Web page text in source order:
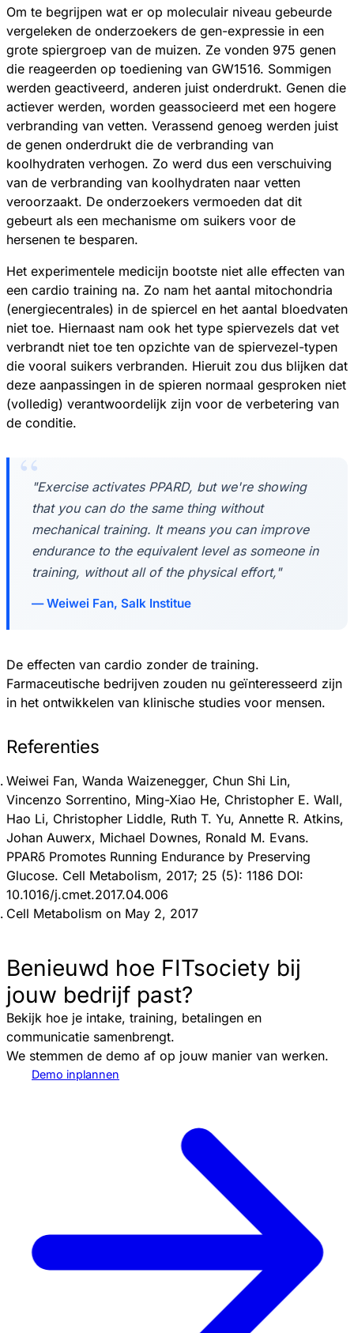
Om te begrijpen wat er op moleculair niveau gebeurde
vergeleken de onderzoekers de gen-expressie in een
grote spiergroep van de muizen. Ze vonden 975 genen
die reageerden op toediening van GW1516. Sommigen
werden geactiveerd, anderen juist onderdrukt. Genen die
actiever werden, worden geassocieerd met een hogere
verbranding van vetten. Verassend genoeg werden juist
de genen onderdrukt die de verbranding van
koolhydraten verhogen. Zo werd dus een verschuiving
van de verbranding van koolhydraten naar vetten
veroorzaakt. De onderzoekers vermoeden dat dit
gebeurt als een mechanisme om suikers voor de
hersenen te besparen.
Het experimentele medicijn bootste niet alle effecten van
een cardio training na. Zo nam het aantal mitochondria
(energiecentrales) in de spiercel en het aantal bloedvaten
niet toe. Hiernaast nam ook het type spiervezels dat vet
verbrandt niet toe ten opzichte van de spiervezel-typen
die vooral suikers verbranden. Hieruit zou dus blijken dat
deze aanpassingen in de spieren normaal gesproken niet
(volledig) verantwoordelijk zijn voor de verbetering van
de conditie.
"Exercise activates PPARD, but we're showing
that you can do the same thing without
mechanical training. It means you can improve
endurance to the equivalent level as someone in
training, without all of the physical effort,"
Weiwei Fan, Salk Institue
De effecten van cardio zonder de training.
Farmaceutische bedrijven zouden nu geïnteresseerd zijn
in het ontwikkelen van klinische studies voor mensen.
Referenties
Weiwei Fan, Wanda Waizenegger, Chun Shi Lin,
Vincenzo Sorrentino, Ming-Xiao He, Christopher E. Wall,
Hao Li, Christopher Liddle, Ruth T. Yu, Annette R. Atkins,
Johan Auwerx, Michael Downes, Ronald M. Evans.
PPARδ Promotes Running Endurance by Preserving
Glucose. Cell Metabolism, 2017; 25 (5): 1186 DOI:
10.1016/j.cmet.2017.04.006
Cell Metabolism on May 2, 2017
Benieuwd hoe FITsociety bij
jouw bedrijf past?
Bekijk hoe je intake, training, betalingen en
communicatie samenbrengt.
We stemmen de demo af op jouw manier van werken.
Demo inplannen